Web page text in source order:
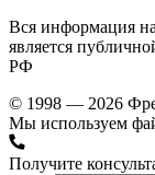
Вся информация
является
РФ
© 1998 — 2026
Мы используем
Получите